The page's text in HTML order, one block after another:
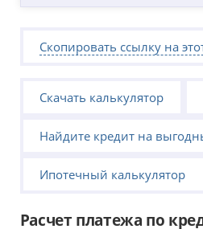
Скопировать ссылку на
Скачать калькулятор
Найдите кредит на
Ипотечный калькулятор
Расчет платежа по